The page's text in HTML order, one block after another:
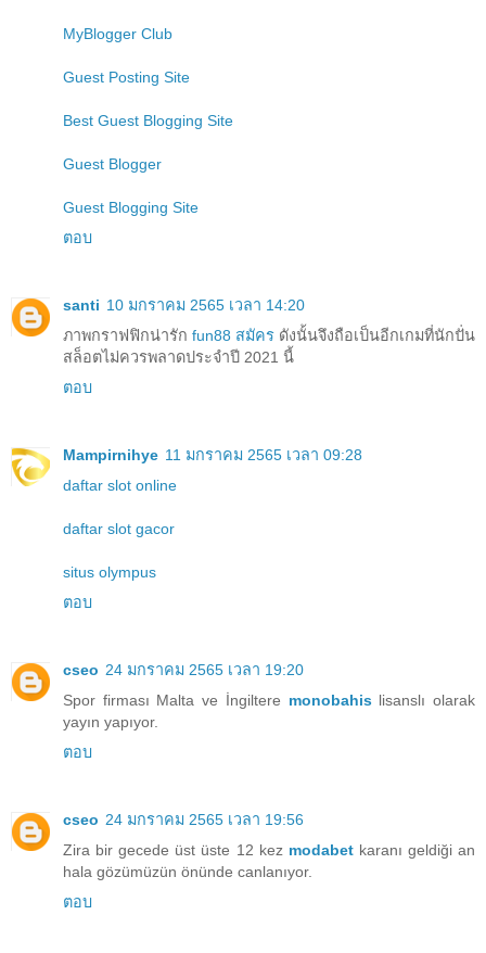
MyBlogger Club
Guest Posting Site
Best Guest Blogging Site
Guest Blogger
Guest Blogging Site
ตอบ
santi 10 มกราคม 2565 เวลา 14:20
ภาพกราฟฟิกน่ารัก fun88 สมัคร ดังนั้นจึงถือเป็นอีกเกมที่นักปั่น
สล็อตไม่ควรพลาดประจำปี 2021 นี้
ตอบ
Mampirnihye 11 มกราคม 2565 เวลา 09:28
daftar slot online
daftar slot gacor
situs olympus
ตอบ
cseo 24 มกราคม 2565 เวลา 19:20
Spor firması Malta ve İngiltere monobahislisanslı olarak
yayın yapıyor.
ตอบ
cseo 24 มกราคม 2565 เวลา 19:56
Zira bir gecede üst üste 12 kez modabetkaranı geldiği an
hala gözümüzün önünde canlanıyor.
ตอบ